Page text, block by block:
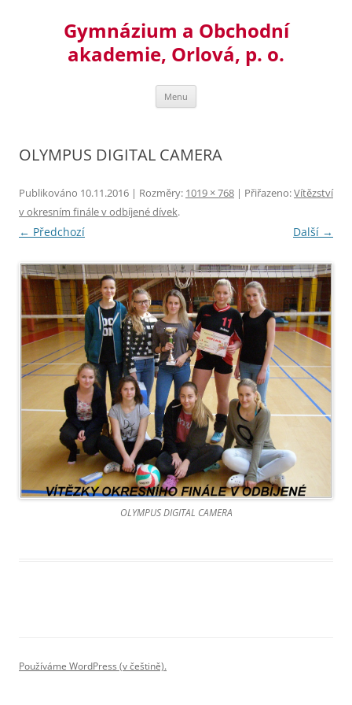
Gymnázium a Obchodní
akademie, Orlová, p. o.
Menu
OLYMPUS DIGITAL CAMERA
Publikováno 10.11.2016 | Rozměry: 1019 × 768 | Přiřazeno:Vítězství
v okresním finále v odbíjené dívek.
← Předchozí Další →
OLYMPUS DIGITAL CAMERA
Používáme WordPress (v češtině).